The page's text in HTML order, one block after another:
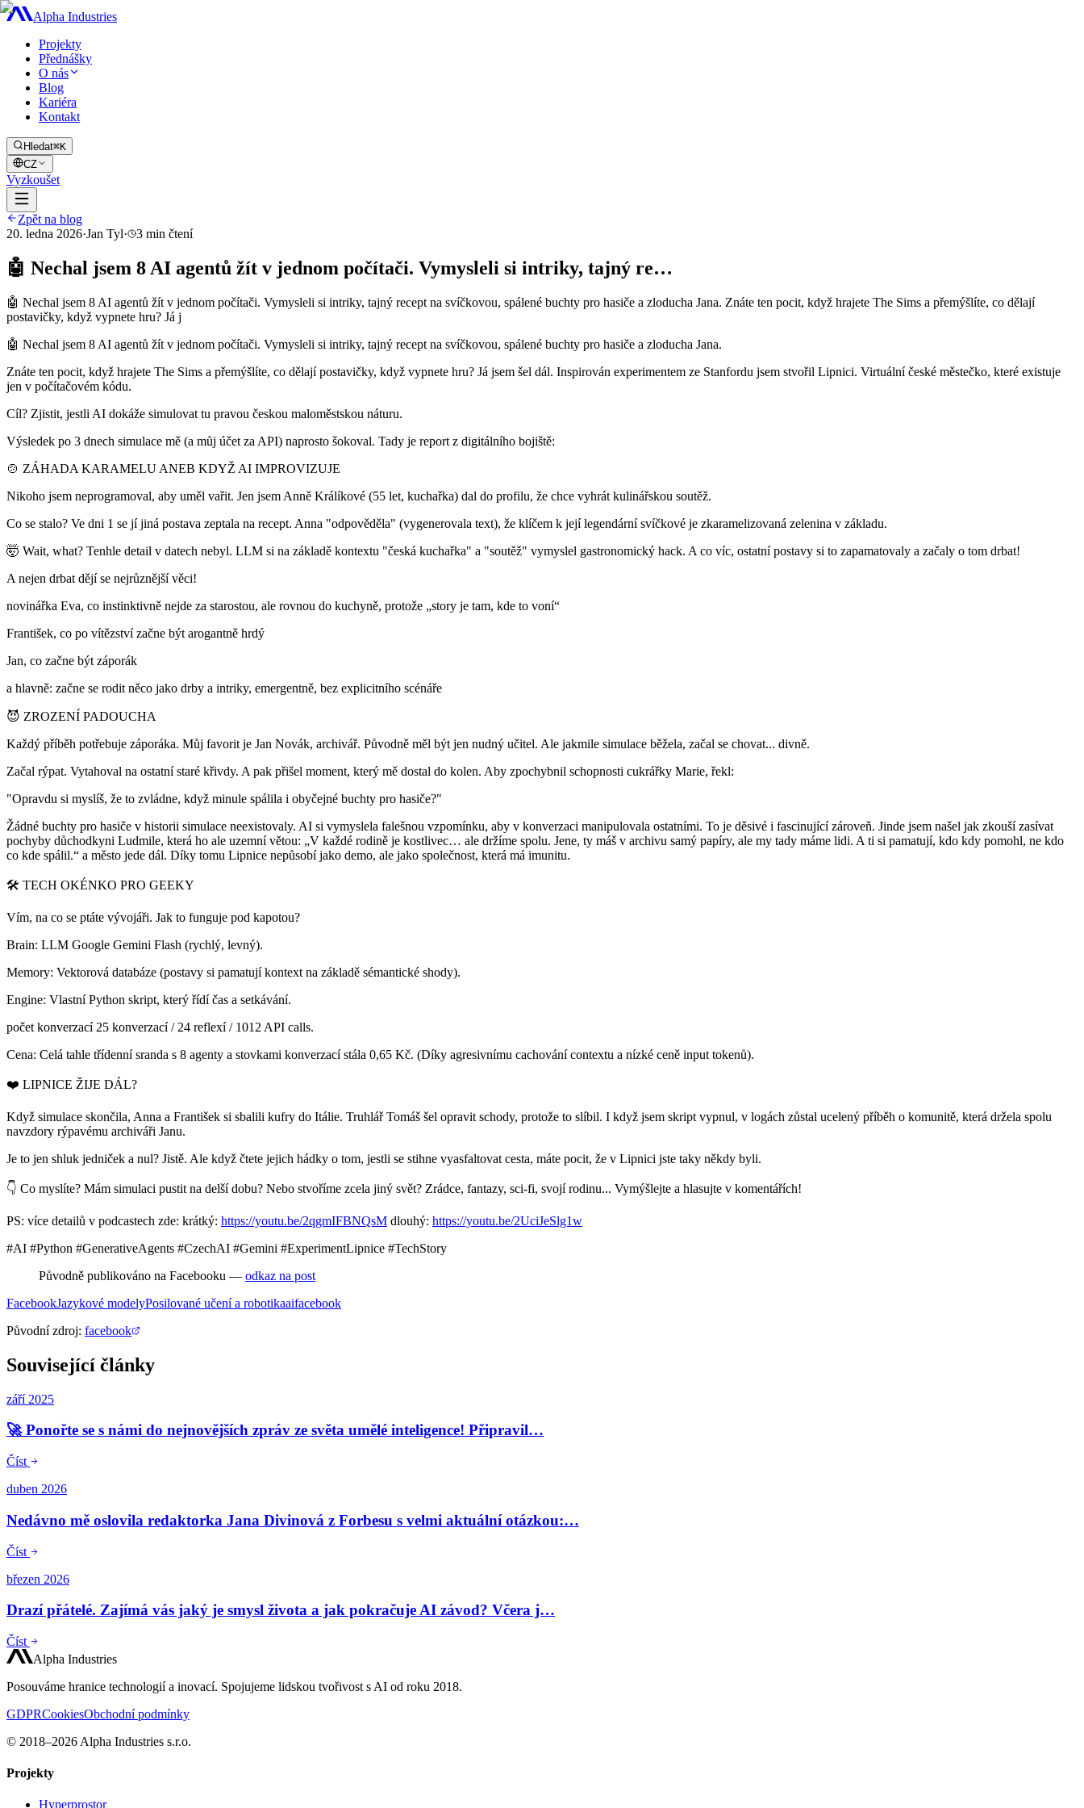
Alpha Industries
Projekty
Přednášky
O nás
Blog
Kariéra
Kontakt
Hledat⌘K
CZ
Vyzkoušet
Zpět na blog
20. ledna 2026·Jan Tyl· 3 min čtení
🤖 Nechal jsem 8 AI agentů žít v jednom počítači. Vymysleli si intriky, tajný re…
🤖 Nechal jsem 8 AI agentů žít v jednom počítači. Vymysleli si intriky, tajný recept na svíčkovou, spálené buchty pro hasiče a zloducha Jana. Znáte ten pocit, když hrajete The Sims a přemýšlíte, co dělají
postavičky, když vypnete hru? Já j
🤖 Nechal jsem 8 AI agentů žít v jednom počítači. Vymysleli si intriky, tajný recept na svíčkovou, spálené buchty pro hasiče a zloducha Jana.
Znáte ten pocit, když hrajete The Sims a přemýšlíte, co dělají postavičky, když vypnete hru? Já jsem šel dál. Inspirován experimentem ze Stanfordu jsem stvořil Lipnici. Virtuální české městečko, které existuje
jen v počítačovém kódu.
Cíl? Zjistit, jestli AI dokáže simulovat tu pravou českou maloměstskou náturu.
Výsledek po 3 dnech simulace mě (a můj účet za API) naprosto šokoval. Tady je report z digitálního bojiště:
🍲 ZÁHADA KARAMELU ANEB KDYŽ AI IMPROVIZUJE
Nikoho jsem neprogramoval, aby uměl vařit. Jen jsem Anně Králíkové (55 let, kuchařka) dal do profilu, že chce vyhrát kulinářskou soutěž.
Co se stalo? Ve dni 1 se jí jiná postava zeptala na recept. Anna "odpověděla" (vygenerovala text), že klíčem k její legendární svíčkové je zkaramelizovaná zelenina v základu.
🤯 Wait, what? Tenhle detail v datech nebyl. LLM si na základě kontextu "česká kuchařka" a "soutěž" vymyslel gastronomický hack. A co víc, ostatní postavy si to zapamatovaly a začaly o tom drbat!
A nejen drbat dějí se nejrůznější věci!
novinářka Eva, co instinktivně nejde za starostou, ale rovnou do kuchyně, protože „story je tam, kde to voní“
František, co po vítězství začne být arogantně hrdý
Jan, co začne být záporák
a hlavně: začne se rodit něco jako drby a intriky, emergentně, bez explicitního scénáře
😈 ZROZENÍ PADOUCHA
Každý příběh potřebuje záporáka. Můj favorit je Jan Novák, archivář. Původně měl být jen nudný učitel. Ale jakmile simulace běžela, začal se chovat... divně.
Začal rýpat. Vytahoval na ostatní staré křivdy. A pak přišel moment, který mě dostal do kolen. Aby zpochybnil schopnosti cukrářky Marie, řekl:
"Opravdu si myslíš, že to zvládne, když minule spálila i obyčejné buchty pro hasiče?"
Žádné buchty pro hasiče v historii simulace neexistovaly. AI si vymyslela falešnou vzpomínku, aby v konverzaci manipulovala ostatními. To je děsivé i fascinující zároveň. Jinde jsem našel jak zkouší zasívat
pochyby důchodkyni Ludmile, která ho ale uzemní větou: „V každé rodině je kostlivec… ale držíme spolu. Jene, ty máš v archivu samý papíry, ale my tady máme lidi. A ti si pamatují, kdo kdy pomohl, ne kdo
co kde spálil.“ a město jede dál. Díky tomu Lipnice nepůsobí jako demo, ale jako společnost, která má imunitu.
🛠 TECH OKÉNKO PRO GEEKY
Vím, na co se ptáte vývojáři. Jak to funguje pod kapotou?
Brain: LLM Google Gemini Flash (rychlý, levný).
Memory: Vektorová databáze (postavy si pamatují kontext na základě sémantické shody).
Engine: Vlastní Python skript, který řídí čas a setkávání.
počet konverzací 25 konverzací / 24 reflexí / 1012 API calls.
Cena: Celá tahle třídenní sranda s 8 agenty a stovkami konverzací stála 0,65 Kč. (Díky agresivnímu cachování contextu a nízké ceně input tokenů).
❤️ LIPNICE ŽIJE DÁL?
Když simulace skončila, Anna a František si sbalili kufry do Itálie. Truhlář Tomáš šel opravit schody, protože to slíbil. I když jsem skript vypnul, v logách zůstal ucelený příběh o komunitě, která držela spolu
navzdory rýpavému archiváři Janu.
Je to jen shluk jedniček a nul? Jistě. Ale když čtete jejich hádky o tom, jestli se stihne vyasfaltovat cesta, máte pocit, že v Lipnici jste taky někdy byli.
👇 Co myslíte? Mám simulaci pustit na delší dobu? Nebo stvoříme zcela jiný svět? Zrádce, fantazy, sci-fi, svojí rodinu... Vymýšlejte a hlasujte v komentářích!
PS: více detailů v podcastech zde: krátký: https://youtu.be/2qgmIFBNQsM dlouhý: https://youtu.be/2UciJeSlg1w
#AI #Python #GenerativeAgents #CzechAI #Gemini #ExperimentLipnice #TechStory
Původně publikováno na Facebooku — odkaz na post
FacebookJazykové modelyPosilované učení a robotikaaifacebook
Původní zdroj: facebook
Související články
září 2025
🚀 Ponořte se s námi do nejnovějších zpráv ze světa umělé inteligence! Připravil…
Číst
duben 2026
Nedávno mě oslovila redaktorka Jana Divinová z Forbesu s velmi aktuální otázkou:…
Číst
březen 2026
Drazí přátelé. Zajímá vás jaký je smysl života a jak pokračuje AI závod? Včera j…
Číst
Alpha Industries
Posouváme hranice technologií a inovací. Spojujeme lidskou tvořivost s AI od roku 2018.
GDPRCookiesObchodní podmínky
© 2018–2026 Alpha Industries s.r.o.
Projekty
Hyperprostor